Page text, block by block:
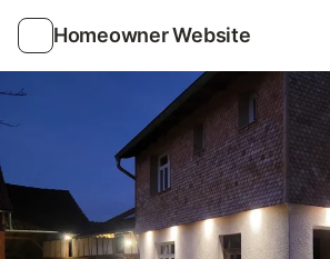
Homeowner Website
Bilder Ausstattung Bewertungen